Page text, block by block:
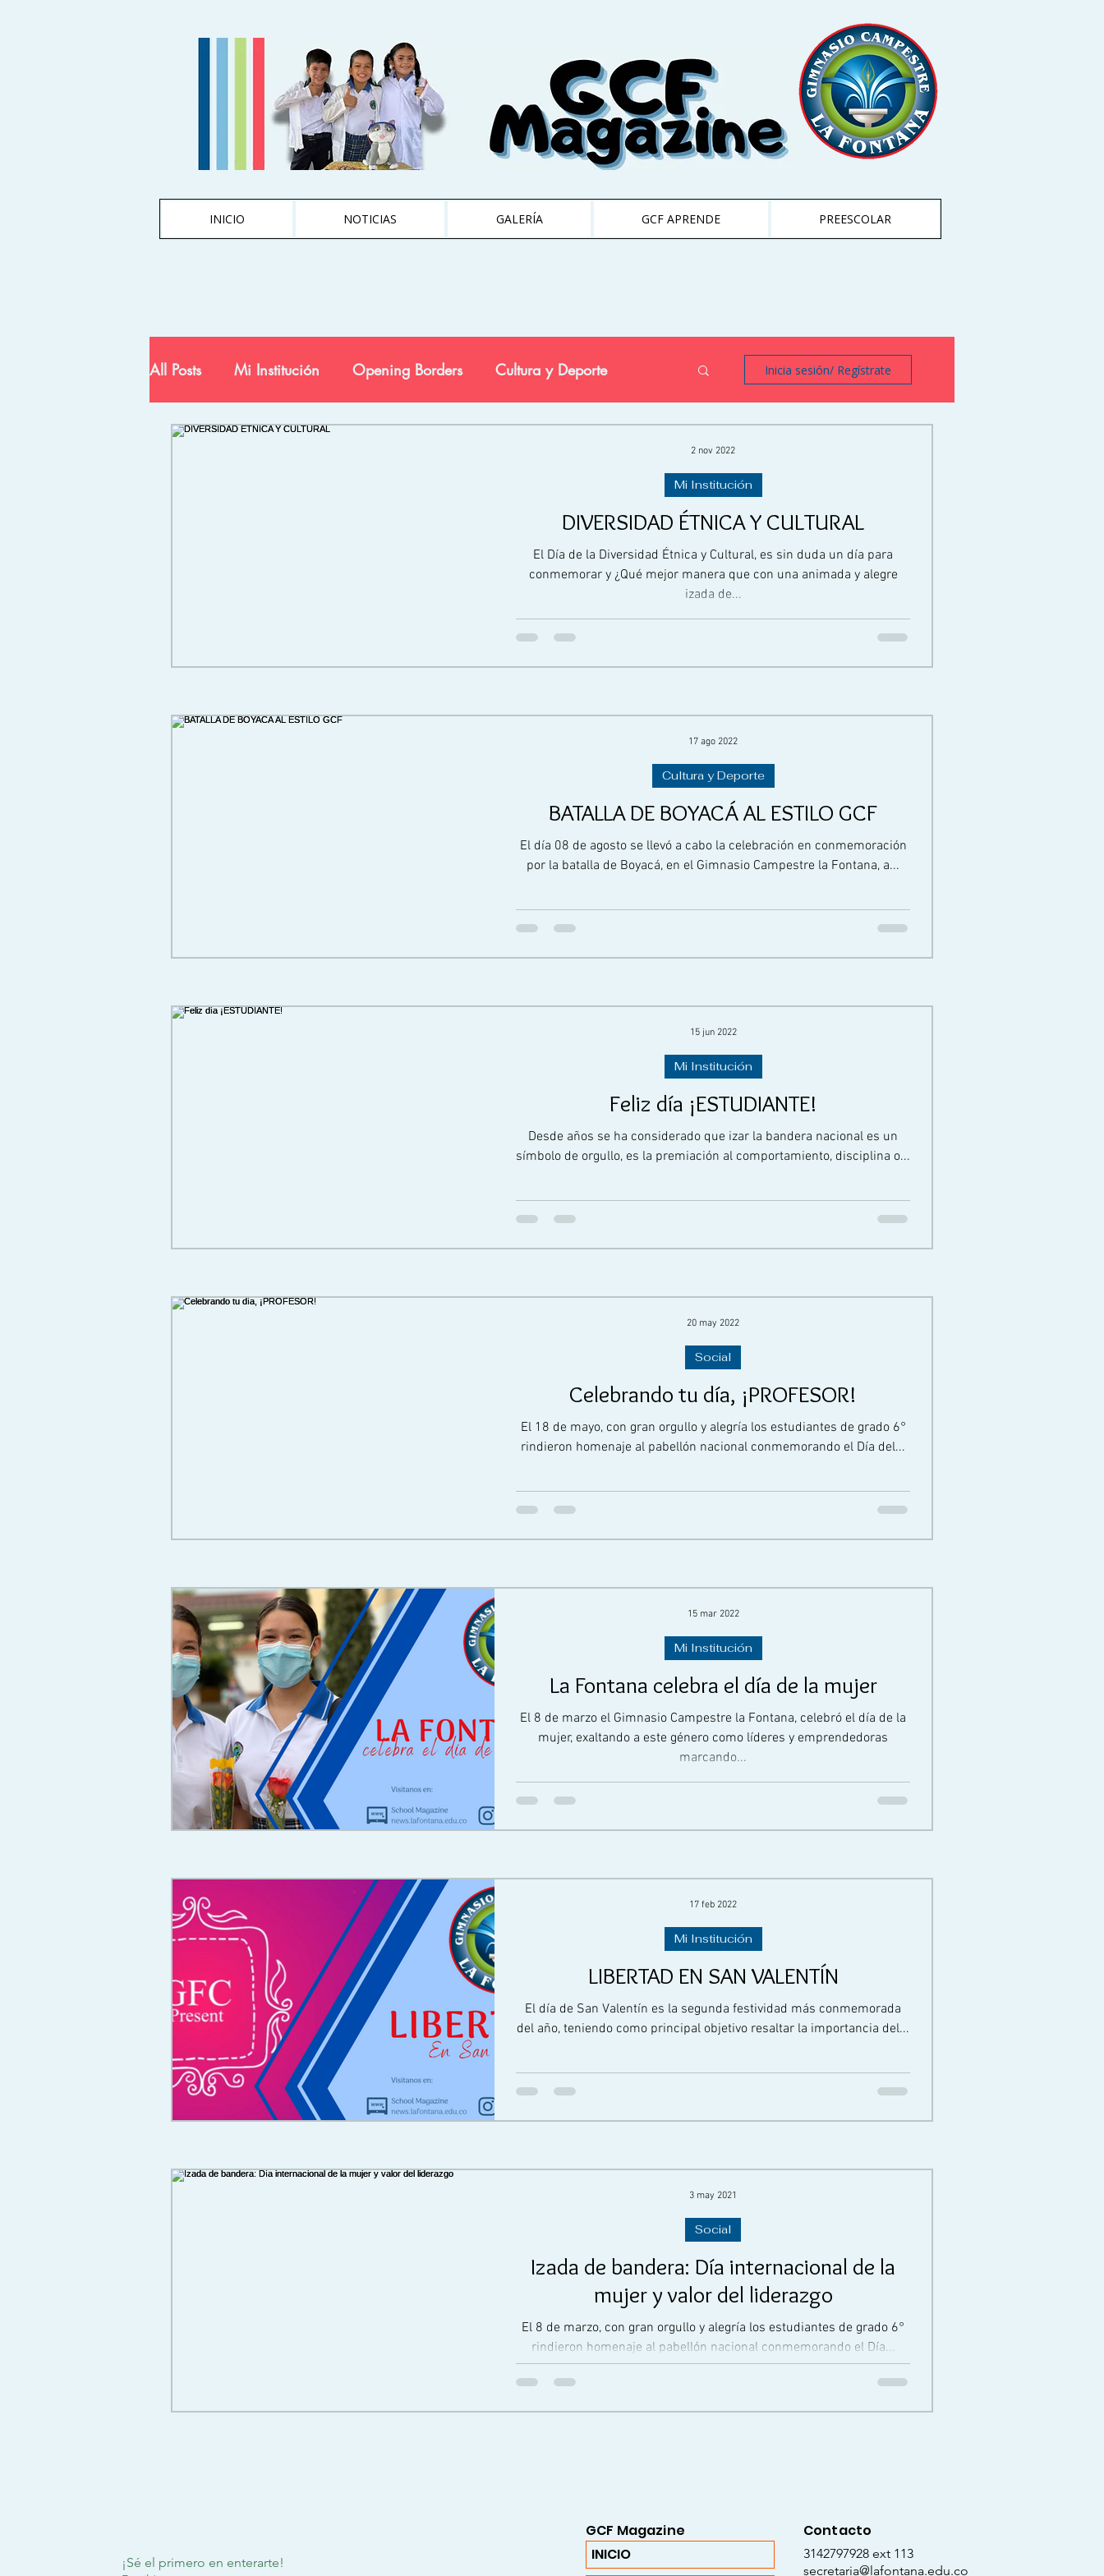
INICIO NOTICIAS GALERÍA GCF APRENDE PREESCOLAR
All Posts Mi Institución Opening Borders Cultura y Deporte
Ciencia y Tecnología
Inicia sesión/ Regístrate
DIVERSIDAD ÉTNICA Y CULTURAL
El Día de la Diversidad Étnica y Cultural, es sin duda un día para
conmemorar y ¿Qué mejor manera que con una animada y alegre
izada de...
Mi Institución
2 nov 2022
BATALLA DE BOYACÁ AL ESTILO GCF
El día 08 de agosto se llevó a cabo la celebración en conmemoración
por la batalla de Boyacá, en el Gimnasio Campestre la Fontana, a...
Cultura y Deporte
17 ago 2022
Feliz día ¡ESTUDIANTE!
Desde años se ha considerado que izar la bandera nacional es un
símbolo de orgullo, es la premiación al comportamiento, disciplina o...
Mi Institución
15 jun 2022
Celebrando tu día, ¡PROFESOR!
El 18 de mayo, con gran orgullo y alegría los estudiantes de grado 6°
rindieron homenaje al pabellón nacional conmemorando el Día del...
Social
20 may 2022
La Fontana celebra el día de la mujer
El 8 de marzo el Gimnasio Campestre la Fontana, celebró el día de la
mujer, exaltando a este género como líderes y emprendedoras
marcando...
Mi Institución
15 mar 2022
LIBERTAD EN SAN VALENTÍN
El día de San Valentín es la segunda festividad más conmemorada
del año, teniendo como principal objetivo resaltar la importancia del...
Mi Institución
17 feb 2022
Izada de bandera: Día internacional de la
mujer y valor del liderazgo
El 8 de marzo, con gran orgullo y alegría los estudiantes de grado 6°
rindieron homenaje al pabellón nacional conmemorando el Día...
Social
3 may 2021
¡Sé el primero en enterarte!
GCF Magazine
INICIO
Contacto
3142797928 ext 113
secretaria@lafontana.edu.co